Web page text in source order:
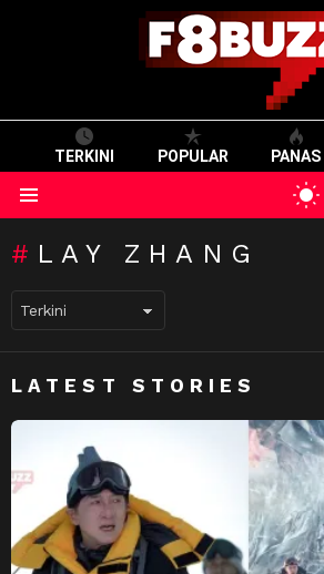
TERKINI POPULAR PANAS
LAY ZHANG
LATEST STORIES